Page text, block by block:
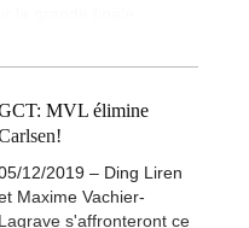
MVL élimine
12/2019 – Ding Liren
Maxime Vachier-
Lagrave s'affronteront ce